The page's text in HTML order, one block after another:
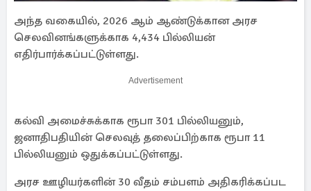
அந்த வகையில், 2026 ஆம் ஆண்டுக்கான அரச
செலவினங்களுக்காக 4,434 பில்லியன்
எதிர்பார்க்கப்பட்டுள்ளது.
Advertisement
கல்வி அமைச்சுக்காக ரூபா 301 பில்லியனும்,
ஜனாதிபதியின் செலவுத் தலைப்பிற்காக ரூபா 11
பில்லியனும் ஒதுக்கப்பட்டுள்ளது.
அரச ஊழியர்களின் 30 வீதம் சம்பளம் அதிகரிக்கப்பட